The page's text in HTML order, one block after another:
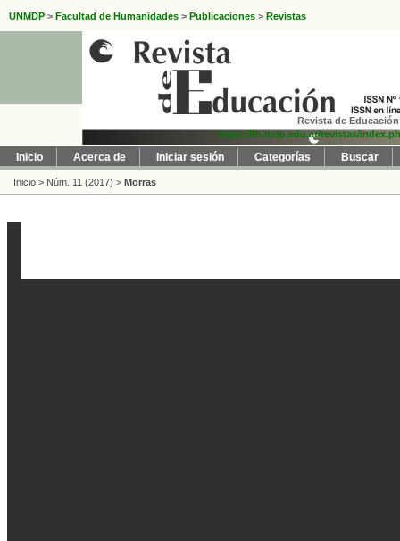
UNMDP > Facultad de Humanidades > Publicaciones > Revistas
Revista de
https://fh.mdp.edu.ar/revistas/
Inicio Acerca de Iniciar sesión Categorías Buscar
Inicio > Núm. 11 (2017) > Morras